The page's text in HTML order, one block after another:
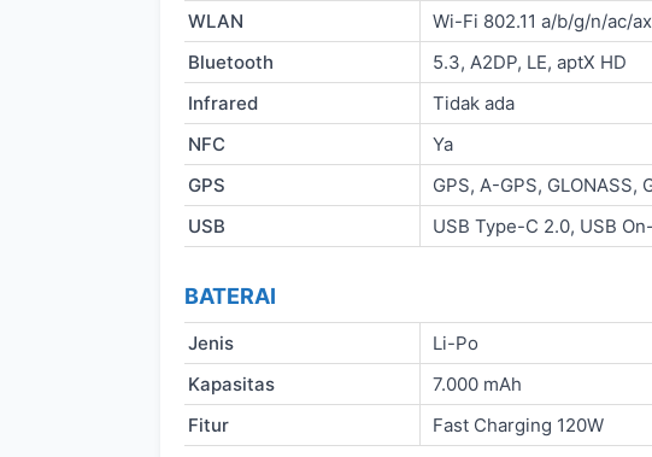
WLAN
Wi-Fi 802.11 a/b/g/n/ac/
Bluetooth
5.3, A2DP, LE, aptX HD
Infrared
Tidak ada
NFC
Ya
GPS
GPS, A-GPS, GLONASS,
USB
USB Type-C 2.0, USB
BATERAI
Jenis
Li-Po
Kapasitas
7.000 mAh
Fitur
Fast Charging 120W